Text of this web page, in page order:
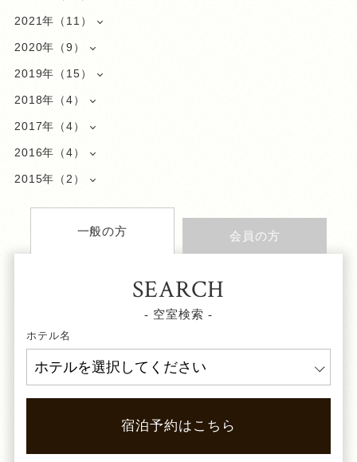
2021年（11）
2020年（9）
2019年（15）
2018年（4）
2017年（4）
2016年（4）
2015年（2）
一般の方 会員の方
SEARCH
- 空室検索 -
ホテル名
宿泊予約はこちら